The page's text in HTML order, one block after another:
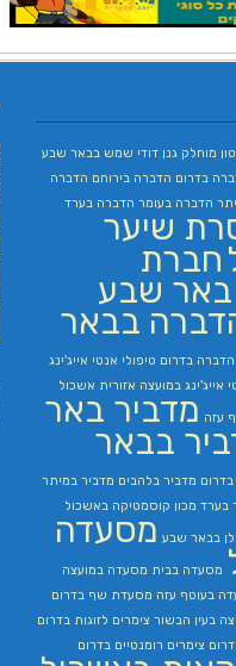
מוחלק גנן דודי שמש בבאר שבע
בדרום הדברה בירוחם הדברה
הדברה בעומר הדברה בערד
שיער
חברת
שבע
בבאר
בדרום טיפולי אנטי אייג'ינג
אייג'ינג במועצה אזורית אשכול
עזה מדביר באר
בבאר
מדביר בלהבים מדביר במיתר
בערד מכון קוסמטיקה באשכול
בבאר שבע מסעדה
מסעדה בבית מסעדה במועצה
בעוטף עזה מסעדת שף בדרום
בעין הבשור צימרים לזוגות בדרום
צימרים רומנטיים בדרום